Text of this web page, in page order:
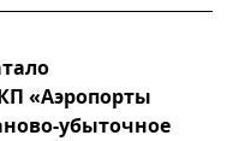
«Аэропорты
убыточное